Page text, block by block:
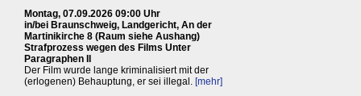
Montag, 07.09.2026 09:00 Uhr
in/bei Braunschweig, Landgericht, An der
Martinikirche 8 (Raum siehe Aushang)
Strafprozess wegen des Films Unter
Paragraphen II
Der Film wurde lange kriminalisiert mit der
(erlogenen) Behauptung, er sei illegal. [mehr]